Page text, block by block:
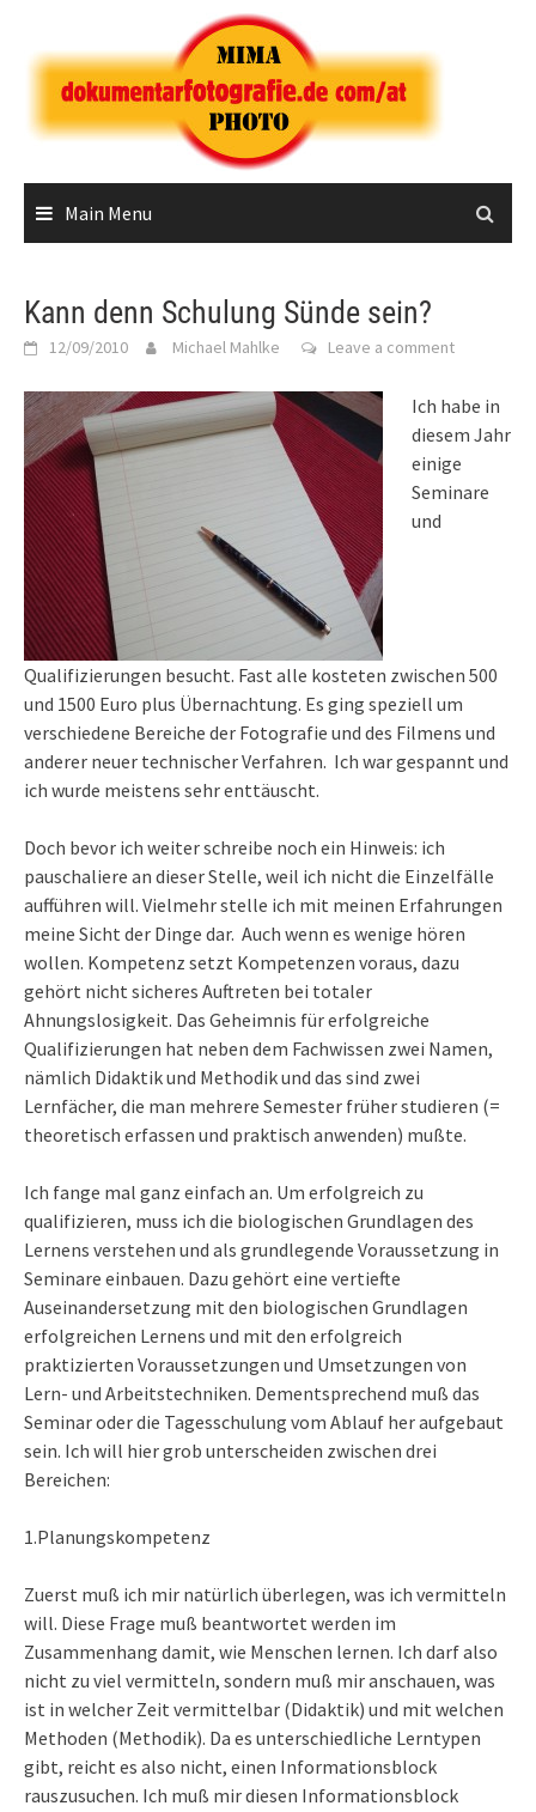
content
Main Menu
Kann denn Schulung Sünde sein?
12/09/2010 Michael Mahlke Leave a comment
Ich habe in
diesem Jahr
einige
Seminare
und
Qualifizierungen besucht. Fast alle kosteten zwischen 500
und 1500 Euro plus Übernachtung. Es ging speziell um
verschiedene Bereiche der Fotografie und des Filmens und
anderer neuer technischer Verfahren. Ich war gespannt und
ich wurde meistens sehr enttäuscht.
Doch bevor ich weiter schreibe noch ein Hinweis: ich
pauschaliere an dieser Stelle, weil ich nicht die Einzelfälle
aufführen will. Vielmehr stelle ich mit meinen Erfahrungen
meine Sicht der Dinge dar. Auch wenn es wenige hören
wollen. Kompetenz setzt Kompetenzen voraus, dazu
gehört nicht sicheres Auftreten bei totaler
Ahnungslosigkeit. Das Geheimnis für erfolgreiche
Qualifizierungen hat neben dem Fachwissen zwei Namen,
nämlich Didaktik und Methodik und das sind zwei
Lernfächer, die man mehrere Semester früher studieren (=
theoretisch erfassen und praktisch anwenden) mußte.
Ich fange mal ganz einfach an. Um erfolgreich zu
qualifizieren, muss ich die biologischen Grundlagen des
Lernens verstehen und als grundlegende Voraussetzung in
Seminare einbauen. Dazu gehört eine vertiefte
Auseinandersetzung mit den biologischen Grundlagen
erfolgreichen Lernens und mit den erfolgreich
praktizierten Voraussetzungen und Umsetzungen von
Lern- und Arbeitstechniken. Dementsprechend muß das
Seminar oder die Tagesschulung vom Ablauf her aufgebaut
sein. Ich will hier grob unterscheiden zwischen drei
Bereichen:
1.Planungskompetenz
Zuerst muß ich mir natürlich überlegen, was ich vermitteln
will. Diese Frage muß beantwortet werden im
Zusammenhang damit, wie Menschen lernen. Ich darf also
nicht zu viel vermitteln, sondern muß mir anschauen, was
ist in welcher Zeit vermittelbar (Didaktik) und mit welchen
Methoden (Methodik). Da es unterschiedliche Lerntypen
gibt, reicht es also nicht, einen Informationsblock
rauszusuchen. Ich muß mir diesen Informationsblock